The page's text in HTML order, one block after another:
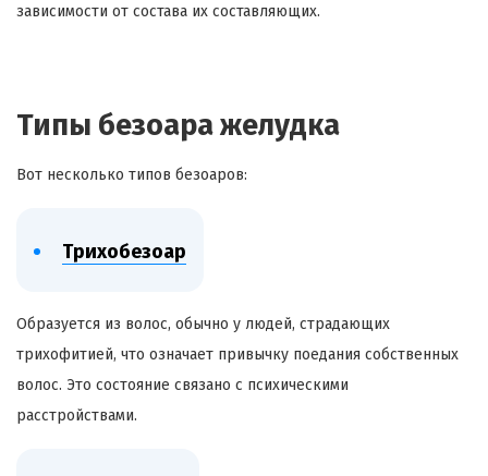
зависимости от состава их составляющих.
Типы безоаражелудка
Вот несколько типов безоаров:
Трихобезоар
Образуется из волос, обычно у людей, страдающих
трихофитией, что означает привычку поедания собственных
волос. Это состояние связано с психическими
расстройствами.